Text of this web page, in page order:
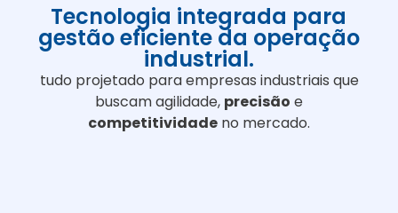
Tecnologia integrada para
gestão eficiente da operação
industrial.
tudo projetado para empresas industriais que
buscam agilidade, precisão e
competitividade no mercado.